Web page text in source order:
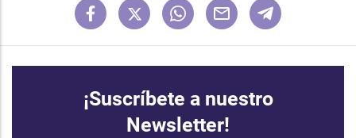
¡Suscríbete a nuestro
Newsletter!